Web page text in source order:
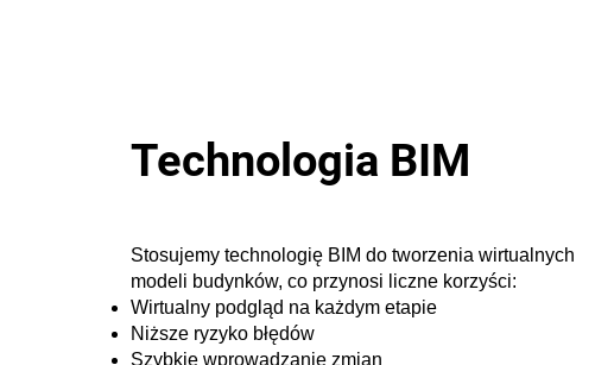
Technologia BIM
Stosujemy technologię BIM do tworzenia wirtualnych
modeli budynków, co przynosi liczne korzyści:
Wirtualny podgląd na każdym etapie
Niższe ryzyko błędów
Szybkie wprowadzanie zmian